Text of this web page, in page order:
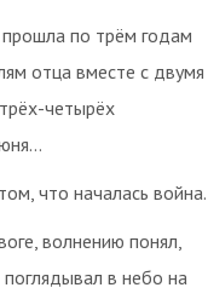
по трём годам
отца вместе с двумя
четырёх
что началась война.
волнению понял,
в небо на